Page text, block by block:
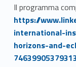
Il programma
https://
international-
horizons-and-